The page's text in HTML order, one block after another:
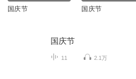
国庆节 国庆节
国庆节
11 2.1万